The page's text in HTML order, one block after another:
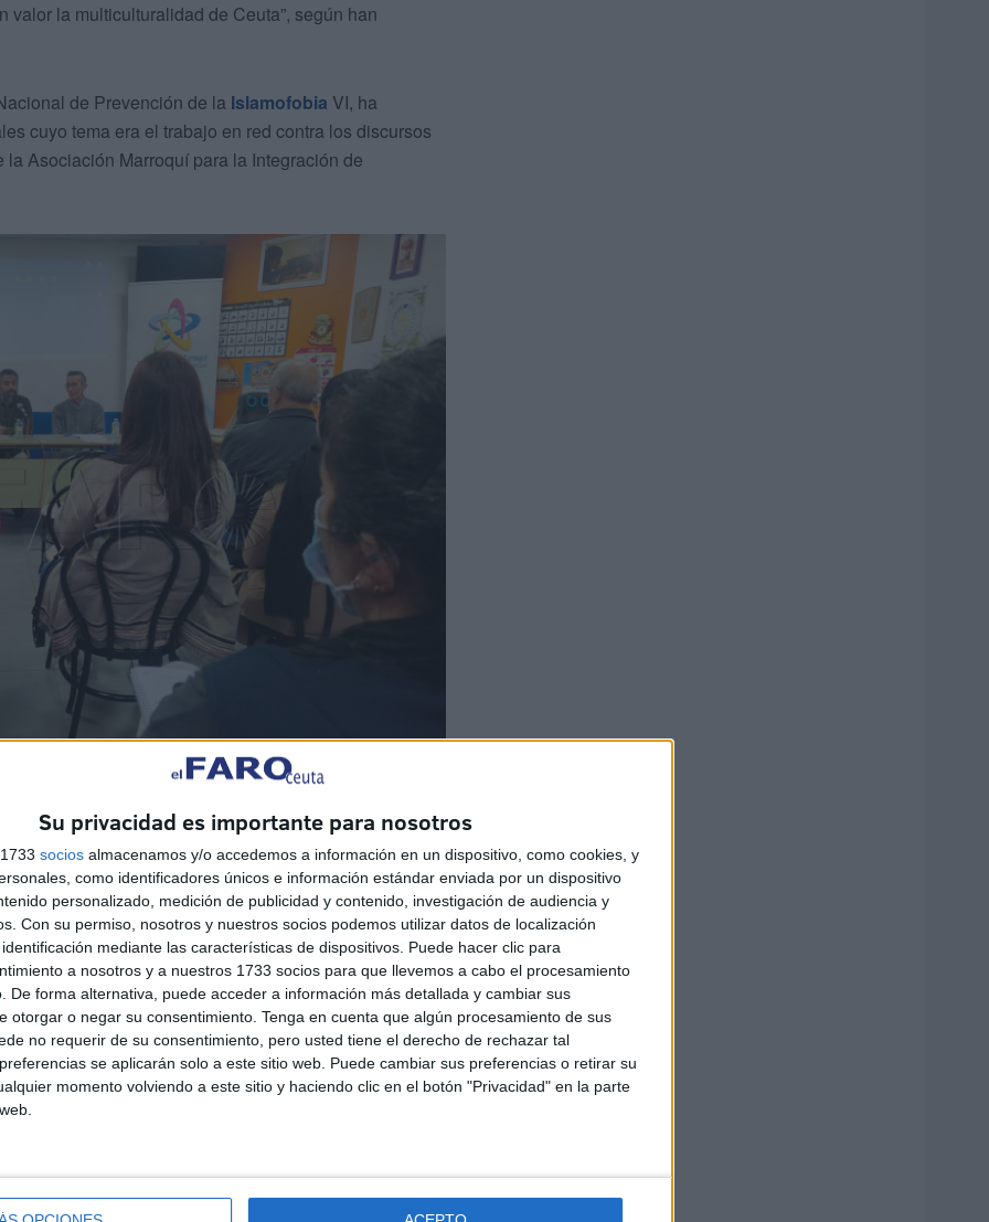
Su privacidad es importante para nosotros
socios almacenamos y/o accedemos a información en un dispositivo, como cookies, y
como identificadores únicos e información estándar enviada por un dispositivo
personalizado, medición de publicidad y contenido, investigación de audiencia y
Con su permiso, nosotros y nuestros socios podemos utilizar datos de localización
mediante las características de dispositivos. Puede hacer clic para
a nosotros y a nuestros 1733 socios para que llevemos a cabo el procesamiento
De forma alternativa, puede acceder a información más detallada y cambiar sus
otorgar o negar su consentimiento. Tenga en cuenta que algún procesamiento de sus
no requerir de su consentimiento, pero usted tiene el derecho de rechazar tal
se aplicarán solo a este sitio web. Puede cambiar sus preferencias o retirar su
momento volviendo a este sitio y haciendo clic en el botón "Privacidad" en la parte
valor la multiculturalidad de Ceuta”, según han
de Prevención de la Islamofobia VI, ha
cuyo tema era el trabajo en red contra los discursos
Asociación Marroquí para la Integración de
conviven las diferentes culturas en Ceuta, aunque ha
delitos de odio que se están dando actualmente,
entidades "debemos estar a la altura para poder
trabajar las redes sociales para que nuestros
llegar al mayor número de personas posible”.